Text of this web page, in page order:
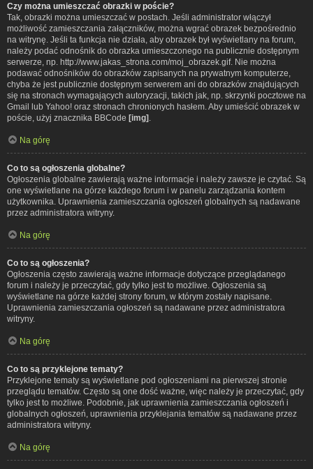
Czy można umieszczać obrazki w poście?
Tak, obrazki można umieszczać w postach. Jeśli administrator włączył
możliwość zamieszczania załączników, można wgrać obrazek bezpośrednio
na witrynę. Jeśli ta funkcja nie działa, aby obrazek był wyświetlany na forum,
należy podać odnośnik do obrazka umieszczonego na publicznie dostępnym
serwerze, np. http://www.jakas_strona.com/moj_obrazek.gif. Nie można
podawać odnośników do obrazków zapisanych na prywatnym komputerze,
chyba że jest publicznie dostępnym serwerem ani do obrazków znajdujących
się na stronach wymagających autoryzacji, takich jak, np. skrzynki pocztowe na
Gmail lub Yahoo! oraz stronach chronionych hasłem. Aby umieścić obrazek w
poście, użyj znacznika BBCode [img]
Na górę
Co to są ogłoszenia globalne?
Ogłoszenia globalne zawierają ważne informacje i należy zawsze je czytać. Są
one wyświetlane na górze każdego forum i w panelu zarządzania kontem
użytkownika. Uprawnienia zamieszczania ogłoszeń globalnych są nadawane
przez administratora witryny.
Na górę
Co to są ogłoszenia?
Ogłoszenia często zawierają ważne informacje dotyczące przeglądanego
forum i należy je przeczytać, gdy tylko jest to możliwe. Ogłoszenia są
wyświetlane na górze każdej strony forum, w którym zostały napisane.
Uprawnienia zamieszczania ogłoszeń są nadawane przez administratora
witryny.
Na górę
Co to są przyklejone tematy?
Przyklejone tematy są wyświetlane pod ogłoszeniami na pierwszej stronie
przeglądu tematów. Często są one dość ważne, więc należy je przeczytać, gdy
tylko jest to możliwe. Podobnie, jak uprawnienia zamieszczania ogłoszeń i
globalnych ogłoszeń, uprawnienia przyklejania tematów są nadawane przez
administratora witryny.
Na górę